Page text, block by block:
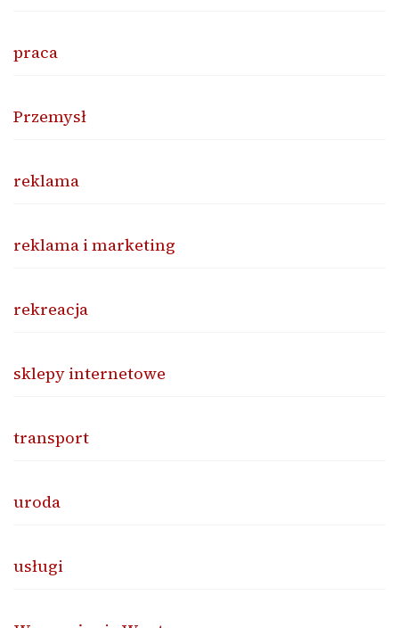
praca
Przemysł
reklama
reklama i marketing
rekreacja
sklepy internetowe
transport
uroda
usługi